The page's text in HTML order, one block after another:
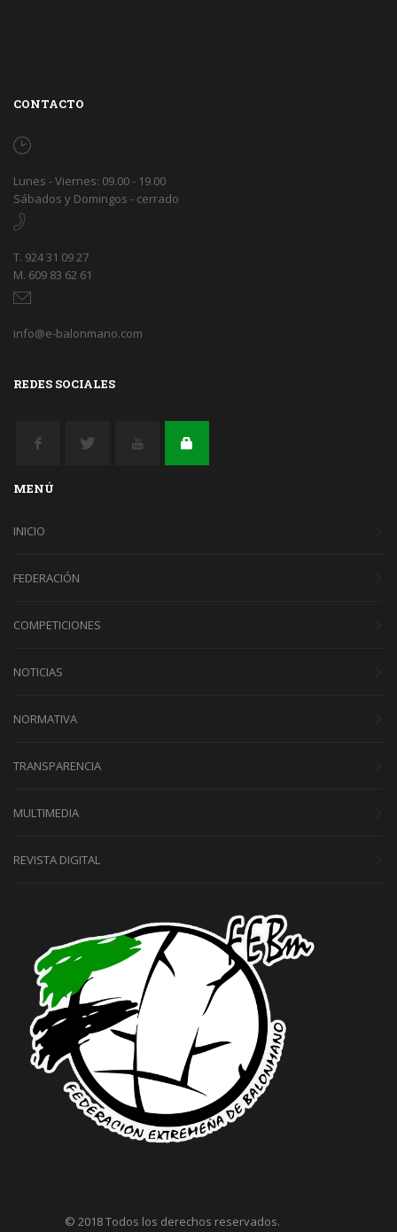
CONTACTO
Lunes - Viernes: 09.00 - 19.00
Sábados y Domingos - cerrado
T. 924 31 09 27
M. 609 83 62 61
info@e-balonmano.com
REDES SOCIALES
MENÚ
INICIO
FEDERACIÓN
COMPETICIONES
NOTICIAS
NORMATIVA
TRANSPARENCIA
MULTIMEDIA
REVISTA DIGITAL
© 2018 Todos los derechos reservados.